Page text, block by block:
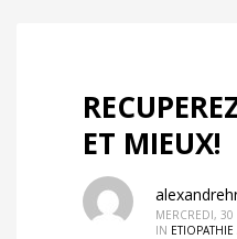
ET MIEUX!
MERCREDI,
IN